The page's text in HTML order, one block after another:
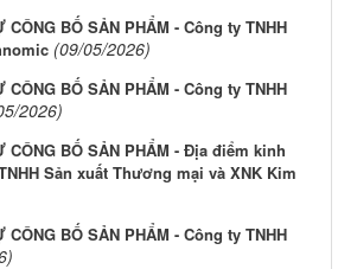
CÔNG BỐ SẢN PHẨM - Công ty TNHH
(09/05/2026)
CÔNG BỐ SẢN PHẨM - Công ty TNHH
2026)
CÔNG BỐ SẢN PHẨM - Địa điểm kinh
Sản xuất Thương mại và XNK Kim
CÔNG BỐ SẢN PHẨM - Công ty TNHH